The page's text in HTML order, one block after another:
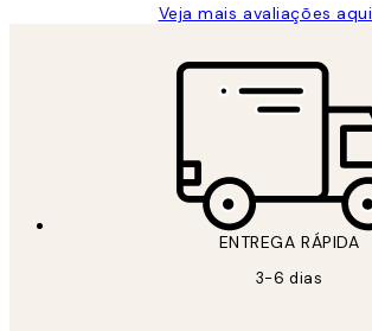
Veja mais avaliações aqui
ENTREGA RÁPIDA
3-6 dias